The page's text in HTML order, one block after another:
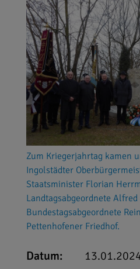
Zum Kriegerjahrtag kamen
Ingolstädter
Staatsminister Florian
Landtagsabgeordnete
Bundestagsabgeordnete
Pettenhofener Friedhof.
Datum: